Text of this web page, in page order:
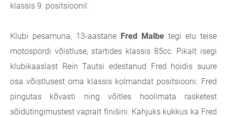
klassis 9. positsioonil.
Klubi pesamuna, 13-aastane Fred Malbe tegi elu teise
motospordi võistluse, startides klassis 85cc. Pikalt isegi
klubikaaslast Rein Tautsi edestanud Fred hoidis suure
osa võistlusest oma klassis kolmandat positsiooni. Fred
pingutas kõvasti ning võitles hoolimata rasketest
sõidutingimustest vapralt finišini. Kahjuks kukkus ka Fred